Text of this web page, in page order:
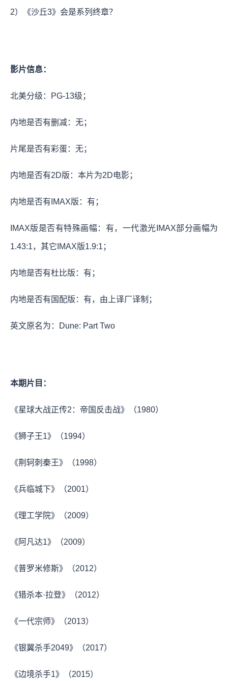
2）《沙丘3》会是系列终章？
影片信息：
北美分级：PG-13级；
内地是否有删减：无；
片尾是否有彩蛋：无；
内地是否有2D版：本片为2D电影；
内地是否有IMAX版：有；
IMAX版是否有特殊画幅：有，一代激光IMAX部分画幅为
1.43:1，其它IMAX版1.9:1；
内地是否有杜比版：有；
内地是否有国配版：有，由上译厂译制；
英文原名为：Dune: Part Two
本期片目：
《星球大战正传2：帝国反击战》（1980）
《狮子王1》（1994）
《荆轲刺秦王》（1998）
《兵临城下》（2001）
《理工学院》（2009）
《阿凡达1》（2009）
《普罗米修斯》（2012）
《猎杀本·拉登》（2012）
《一代宗师》（2013）
《银翼杀手2049》（2017）
《边境杀手1》（2015）